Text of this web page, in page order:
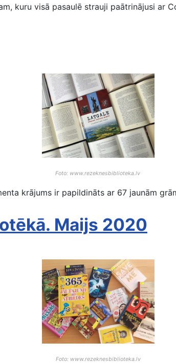
kuru visā pasaulē strauji paātrinājusi ar
Foto: www.rezeknesbiblioteka.lv
krājums ir papildināts ar 67 jaunām
Maijs 2020
Foto: www.rezeknesbiblioteka.lv